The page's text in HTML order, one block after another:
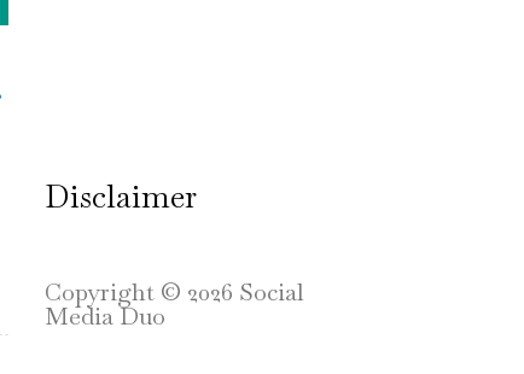
Disclaimer
Copyright © 2026 Social
Media Duo